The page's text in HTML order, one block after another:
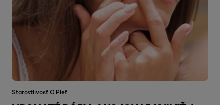
Starostlivosť O Pleť